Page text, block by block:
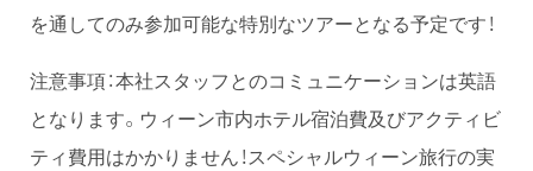
を通してのみ参加可能な特別なツアーとなる予定です！
注意事項：本社スタッフとのコミュニケーションは英語
となります。ウィーン市内ホテル宿泊費及びアクティビ
ティ費用はかかりません！スペシャルウィーン旅行の実